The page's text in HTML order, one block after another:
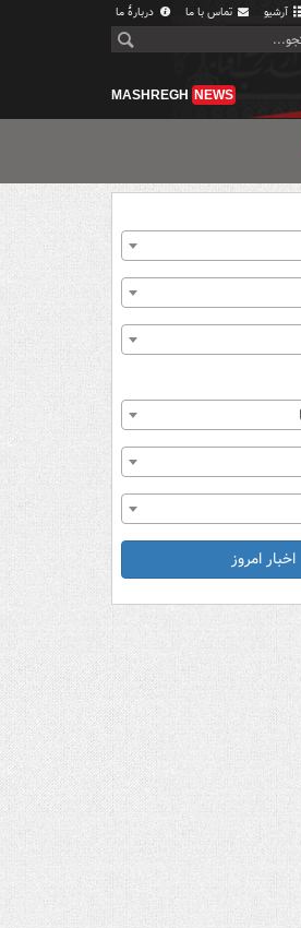
آرشیو تماس با ما دربارهٔ ما
MASHREGH NEWS
اخبار امروز